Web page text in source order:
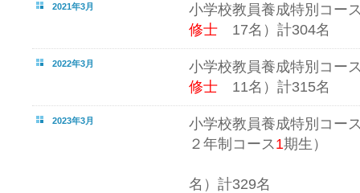
2021年3月
小学校教員養成特別コー
修士 17名）計304名
2022年3月
小学校教員養成特別コー
修士 11名）計315名
2023年3月
小学校教員養成特別コー
２年制コース 1期
名）計329名